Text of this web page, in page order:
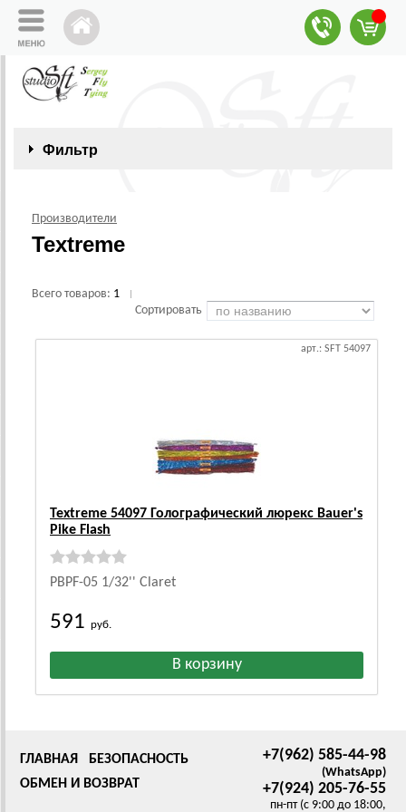
Фильтр
Производители
Textreme
Всего товаров: 1
Сортировать
арт.: SFT 54097
Textreme 54097 Голографический люрекс Bauer's
Pike Flash
PBPF-05 1/32'' Claret
591 руб.
+7(962) 585-44-98
(WhatsApp)
+7(924) 205-76-55
пн-пт (с 9:00 до 18:00,
ГЛАВНАЯ
БЕЗОПАСНОСТЬ
ОБМЕН И ВОЗВРАТ